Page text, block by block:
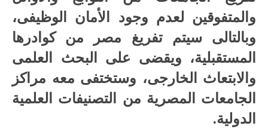
والمتفوقين لعدم وجود الأمان الوظيفى،
وبالتالى سيتم تفريغ مصر من كوادرها
المستقبلية، ويقضى على البحث العلمى
والابتعاث الخارجى، وستختفى معه مراكز
الجامعات المصرية من التصنيفات العلمية
الدولية.